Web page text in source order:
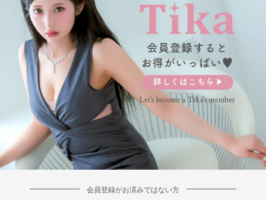
会員登録がお済みではない方